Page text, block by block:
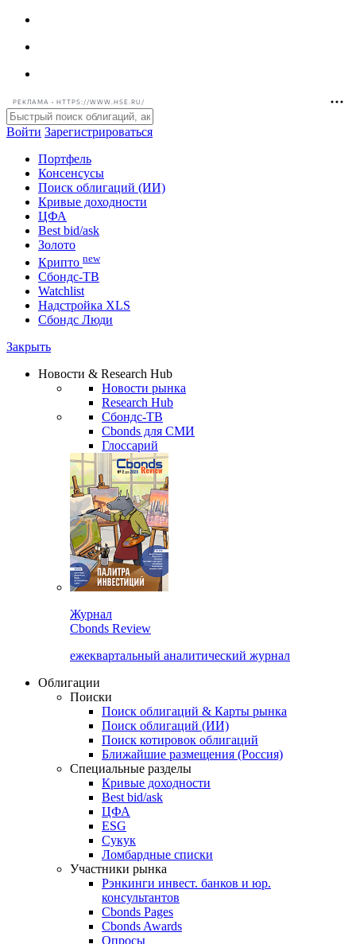
РЕКЛАМА • HTTPS://WWW.HSE.RU/
Войти Зарегистрироваться
Портфель
Консенсусы
Поиск облигаций (ИИ)
Кривые доходности
ЦФА
Best bid/ask
Золото
Крипто new
Watchlist
Сбондс Люди
Новости & Research Hub
Новости рынка
Research Hub
Сбондс-ТВ
Cbonds для СМИ
Глоссарий
Cbonds Review
ежеквартальный аналитический журнал
Облигации
Поиски
Поиск облигаций & Карты рынка
Поиск облигаций (ИИ)
Поиск котировок облигаций
Ближайшие размещения (Россия)
Специальные разделы
Кривые доходности
Best bid/ask
ЦФА
ESG
Сукук
Ломбардные списки
Участники рынка
Рэнкинги инвест. банков и юр.